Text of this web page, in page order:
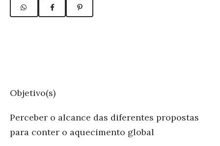
Objetivo(s)
Perceber o alcance das diferentes propostas
para conter o aquecimento global